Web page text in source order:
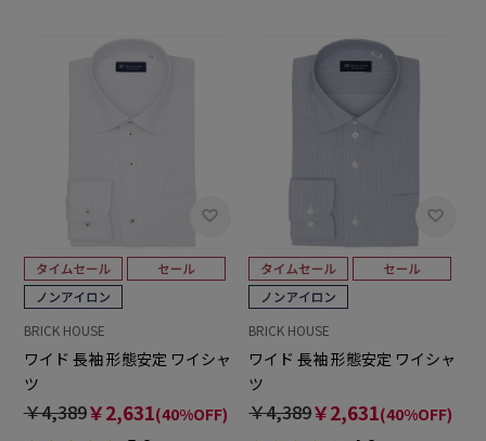
BRICK HOUSE
ワイド 長袖 形態安定 ワイシャ
ツ
￥4,389￥2,631(40%OFF)
BRICK HOUSE
ワイド 長袖 形態安定 ワイシャ
ツ
￥4,389￥2,631(40%OFF)